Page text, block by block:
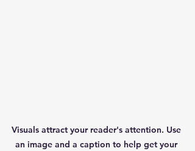
Visuals attract your reader's attention. Use
an image and a caption to help get your